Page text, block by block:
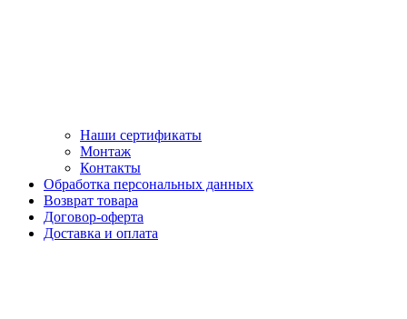
Наши сертификаты
Монтаж
Контакты
Обработка персональных данных
Возврат товара
Договор-оферта
Доставка и оплата